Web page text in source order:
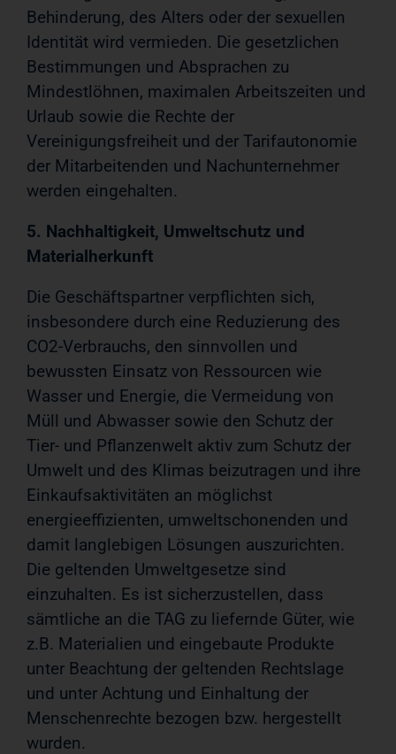
Behinderung, des Alters oder der sexuellen
Identität wird vermieden. Die gesetzlichen
Bestimmungen und Absprachen zu
Mindestlöhnen, maximalen Arbeitszeiten und
Urlaub sowie die Rechte der
Vereinigungsfreiheit und der Tarifautonomie
der Mitarbeitenden und Nachunternehmer
werden eingehalten.
5. Nachhaltigkeit, Umweltschutz und
Materialherkunft
Die Geschäftspartner verpflichten sich,
insbesondere durch eine Reduzierung des
CO2-Verbrauchs, den sinnvollen und
bewussten Einsatz von Ressourcen wie
Wasser und Energie, die Vermeidung von
Müll und Abwasser sowie den Schutz der
Tier- und Pflanzenwelt aktiv zum Schutz der
Umwelt und des Klimas beizutragen und ihre
Einkaufsaktivitäten an möglichst
energieeffizienten, umweltschonenden und
damit langlebigen Lösungen auszurichten.
Die geltenden Umweltgesetze sind
einzuhalten. Es ist sicherzustellen, dass
sämtliche an die TAG zu liefernde Güter, wie
z.B. Materialien und eingebaute Produkte
unter Beachtung der geltenden Rechtslage
und unter Achtung und Einhaltung der
Menschenrechte bezogen bzw. hergestellt
wurden.